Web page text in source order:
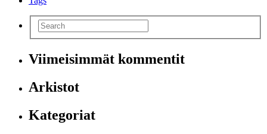
Viimeisimmät kommentit
Arkistot
Kategoriat